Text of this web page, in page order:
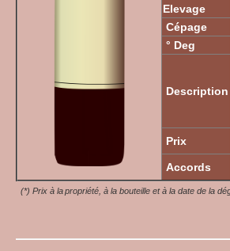
Elevage
Cépage
° Deg
Description
Prix
Accords
(*) Prix à la propriété, à la bouteille et à la date de la